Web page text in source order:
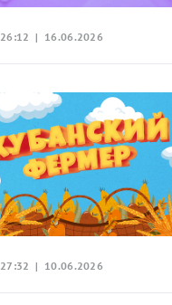
26:12 | 16.06.2026
27:32 | 10.06.2026